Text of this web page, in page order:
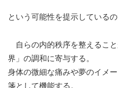
という可能性を提示しているの
自らの内的秩序を整えるこ
界」の調和に寄与する。
身体の微細な痛みや夢のイメ
箋として機能する。